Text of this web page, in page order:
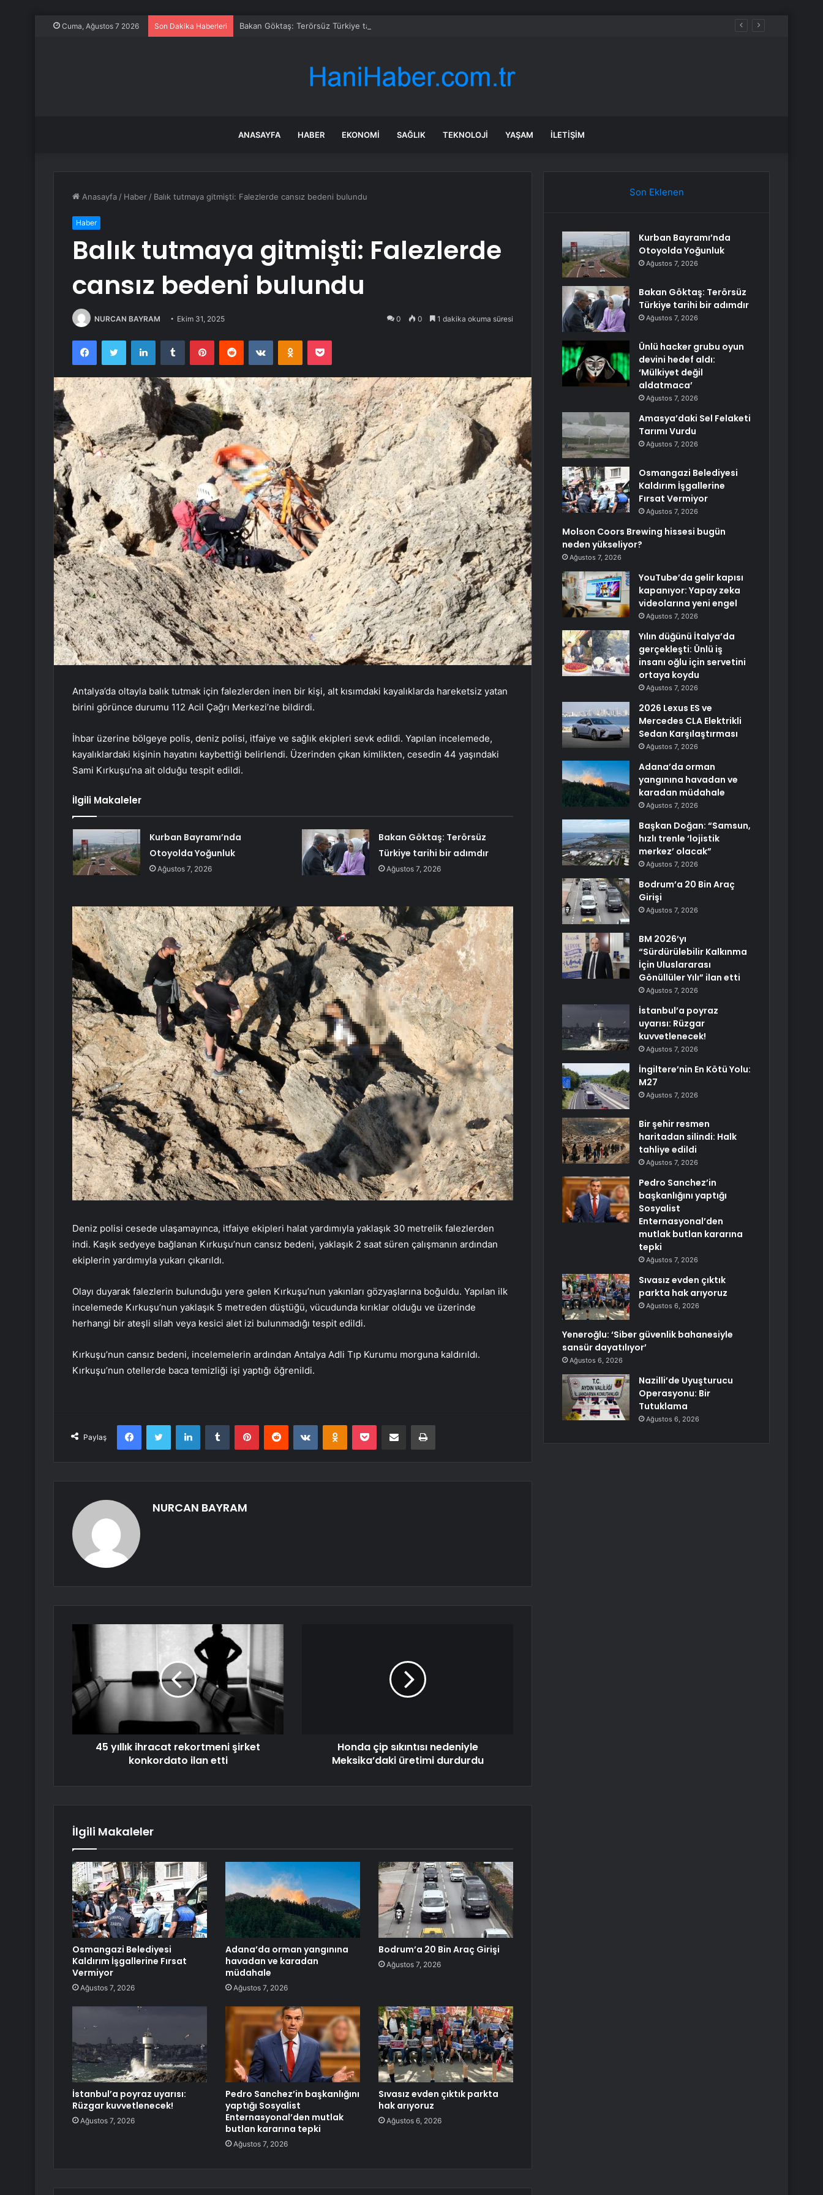
Cuma, Ağustos 7 2026 Son Dakika Haberleri Bakan Göktaş: Terörsüz Türkiye tarihi bir adımdır
ANASAYFA HABER EKONOMI SAĞLIK TEKNOLOJI YAŞAM İLETIŞIM
Anasayfa / Haber / Balık tutmaya gitmişti: Falezlerde cansız bedeni bulundu
Haber
Balık tutmaya gitmişti: Falezlerde
cansız bedeni bulundu
NURCAN BAYRAM Ekim 31, 2025 0 0 1 dakika okuma süresi
FacebookTwitter LinkedInTumblr PinterestReddit VKontakteOdnoklassniki
Pocket
Antalya’da oltayla balık tutmak için falezlerden inen bir kişi, alt kısımdaki kayalıklarda hareketsiz yatan
birini görünce durumu 112 Acil Çağrı Merkezi’ne bildirdi.
İhbar üzerine bölgeye polis, deniz polisi, itfaiye ve sağlık ekipleri sevk edildi. Yapılan incelemede,
kayalıklardaki kişinin hayatını kaybettiği belirlendi. Üzerinden çıkan kimlikten, cesedin 44 yaşındaki
Sami Kırkuşu’na ait olduğu tespit edildi.
İlgili Makaleler
Kurban Bayramı’nda
Otoyolda Yoğunluk
Ağustos 7, 2026
Bakan Göktaş: Terörsüz
Türkiye tarihi bir adımdır
Ağustos 7, 2026
Deniz polisi cesede ulaşamayınca, itfaiye ekipleri halat yardımıyla yaklaşık 30 metrelik falezlerden
indi. Kaşık sedyeye bağlanan Kırkuşu’nun cansız bedeni, yaklaşık 2 saat süren çalışmanın ardından
ekiplerin yardımıyla yukarı çıkarıldı.
Olayı duyarak falezlerin bulunduğu yere gelen Kırkuşu’nun yakınları gözyaşlarına boğuldu. Yapılan ilk
incelemede Kırkuşu’nun yaklaşık 5 metreden düştüğü, vücudunda kırıklar olduğu ve üzerinde
herhangi bir ateşli silah veya kesici alet izi bulunmadığı tespit edildi.
Kırkuşu’nun cansız bedeni, incelemelerin ardından Antalya Adli Tıp Kurumu morguna kaldırıldı.
Kırkuşu’nun otellerde baca temizliği işi yaptığı öğrenildi.
Paylaş
FacebookTwitter LinkedInTumblr PinterestReddit VKontakteOdnoklassniki
Pocket E-Posta ile paylaş Yazdır
NURCAN BAYRAM
45 yıllık ihracat rekortmeni şirket
konkordato ilan etti
Honda çip sıkıntısı nedeniyle
Meksika’daki üretimi durdurdu
İlgili Makaleler
Osmangazi Belediyesi
Kaldırım İşgallerine Fırsat
Vermiyor
Ağustos 7, 2026
Adana’da orman yangınına
havadan ve karadan
müdahale
Ağustos 7, 2026
Bodrum’a 20 Bin Araç Girişi
Ağustos 7, 2026
İstanbul’a poyraz uyarısı:
Rüzgar kuvvetlenecek!
Ağustos 7, 2026
Pedro Sanchez’in başkanlığını
yaptığı Sosyalist
Enternasyonal’den mutlak
butlan kararına tepki
Ağustos 7, 2026
Sıvasız evden çıktık parkta
hak arıyoruz
Ağustos 6, 2026
Son Eklenen
Kurban Bayramı’nda
Otoyolda Yoğunluk
Ağustos 7, 2026
Bakan Göktaş: Terörsüz
Türkiye tarihi bir adımdır
Ağustos 7, 2026
Ünlü hacker grubu oyun
devini hedef aldı:
‘Mülkiyet değil
aldatmaca’
Ağustos 7, 2026
Amasya’daki Sel Felaketi
Tarımı Vurdu
Ağustos 7, 2026
Osmangazi Belediyesi
Kaldırım İşgallerine
Fırsat Vermiyor
Ağustos 7, 2026
Molson Coors Brewing hissesi bugün
neden yükseliyor?
Ağustos 7, 2026
YouTube’da gelir kapısı
kapanıyor: Yapay zeka
videolarına yeni engel
Ağustos 7, 2026
Yılın düğünü İtalya’da
gerçekleşti: Ünlü iş
insanı oğlu için servetini
ortaya koydu
Ağustos 7, 2026
2026 Lexus ES ve
Mercedes CLA Elektrikli
Sedan Karşılaştırması
Ağustos 7, 2026
Adana’da orman
yangınına havadan ve
karadan müdahale
Ağustos 7, 2026
Başkan Doğan: “Samsun,
hızlı trenle ‘lojistik
merkez’ olacak”
Ağustos 7, 2026
Bodrum’a 20 Bin Araç
Girişi
Ağustos 7, 2026
BM 2026’yı
“Sürdürülebilir Kalkınma
İçin Uluslararası
Gönüllüler Yılı” ilan etti
Ağustos 7, 2026
İstanbul’a poyraz
uyarısı: Rüzgar
kuvvetlenecek!
Ağustos 7, 2026
İngiltere’nin En Kötü Yolu:
M27
Ağustos 7, 2026
Bir şehir resmen
haritadan silindi: Halk
tahliye edildi
Ağustos 7, 2026
Pedro Sanchez’in
başkanlığını yaptığı
Sosyalist
Enternasyonal’den
mutlak butlan kararına
tepki
Ağustos 7, 2026
Sıvasız evden çıktık
parkta hak arıyoruz
Ağustos 6, 2026
Yeneroğlu: ‘Siber güvenlik bahanesiyle
sansür dayatılıyor’
Ağustos 6, 2026
Nazilli’de Uyuşturucu
Operasyonu: Bir
Tutuklama
Ağustos 6, 2026